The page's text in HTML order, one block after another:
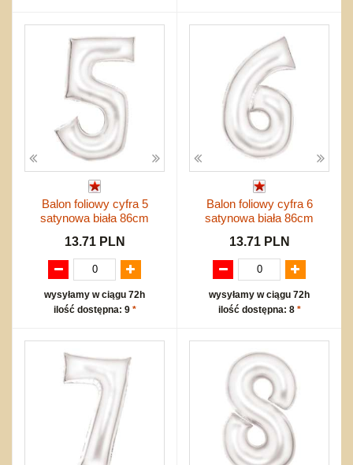
Balon foliowy cyfra 5
satynowa biała 86cm
13.71 PLN
wysyłamy w ciągu 72h
ilość dostępna: 9 *
Balon foliowy cyfra 6
satynowa biała 86cm
13.71 PLN
wysyłamy w ciągu 72h
ilość dostępna: 8 *